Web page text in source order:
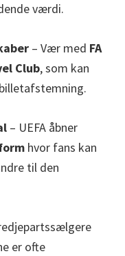
værdi.
– Vær med FA
Club, som kan
– UEFA åbner
hvor fans kan
til den
er ofte